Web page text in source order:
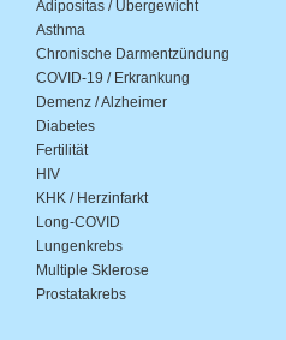
Adipositas / Übergewicht
Asthma
Chronische Darmentzündung
COVID-19 / Erkrankung
Demenz / Alzheimer
Diabetes
Fertilität
HIV
KHK / Herzinfarkt
Long-COVID
Lungenkrebs
Multiple Sklerose
Prostatakrebs